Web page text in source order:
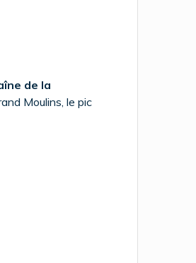
de la
Moulins, le pic